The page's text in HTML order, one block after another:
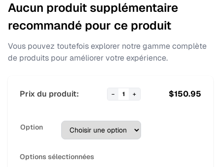
Aucun produit supplémentaire
recommandé pour ce produit
Vous pouvez toutefois explorer notre gamme complète
de produits pour améliorer votre expérience.
Prix du produit: − 1 + $150.95
Option
Options sélectionnées